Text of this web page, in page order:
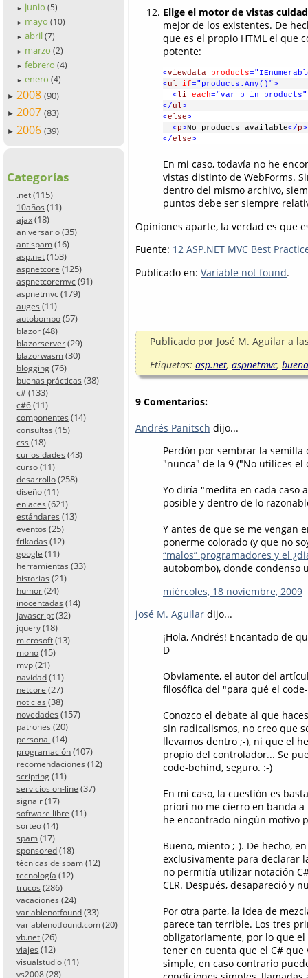
► junio (5)
► mayo (10)
► abril (7)
► marzo (2)
► febrero (4)
► enero (4)
► 2008 (90)
► 2007 (83)
► 2006 (39)
Categorías
.net (115)
10años (11)
ajax (18)
aniversario (35)
antispam (16)
asp.net (153)
aspnetcore (125)
aspnetcoremvc (91)
aspnetmvc (179)
auges (11)
autobombo (57)
blazor (48)
blazorserver (29)
blazorwasm (30)
blogging (76)
buenas prácticas (38)
c# (133)
c#6 (11)
componentes (14)
consultas (15)
css (18)
curiosidades (43)
curso (11)
desarrollo (258)
diseño (11)
enlaces (621)
estándares (13)
eventos (25)
frikadas (12)
google (11)
herramientas (33)
historias (21)
humor (24)
inocentadas (14)
javascript (32)
jquery (18)
microsoft (13)
mono (15)
mvp (21)
navidad (11)
netcore (27)
noticias (38)
novedades (157)
patrones (20)
personal (14)
programación (107)
recomendaciones (12)
scripting (11)
servicios on-line (37)
signalr (17)
software libre (11)
sorteo (14)
spam (17)
sponsored (18)
técnicas de spam (12)
tecnología (12)
trucos (286)
vacaciones (24)
variablenotfound (33)
variablenotfound.com (20)
vb.net (26)
viajes (12)
visualstudio (11)
vs2008 (28)
Elige el motor de vistas
mejor de los existentes. De
que es el propio HTML el que
potente:
<viewdata products
<ul if="products.Any()">
< li each="var p in products"
</ul>
<else>
<p>No products available</p>
</else>
En mi caso, todavía no he
vistas distinto de WebForms.
dentro del mismo archivo,
puntos debe ser siempre
Opiniones aparte, la verdad es que
Fuente: 12 ASP.NET MVC Best
Publicado en: Variable not found.
Publicado por José M. Aguilar a
Etiquetas: asp.net, aspnetmvc,
9 Comentarios:
Andrés Panitsch dijo...
Perdón por sembrar la
"nunca" de la 9 ("No utilices el
Yo diría "medita en cada caso
posible y dentro de lo
Y antes de que se me vengan
ponerme colorado (y que no
“malos” programadores y el
autobombo), donde condenso
miércoles, 18 noviembre, 2009
josé M. Aguilar dijo...
¡Hola, Andrés! Encantado de
D
Obviamente, el autor del
filosófica del "para qué el
Conozco el debate al que
sin radicalismos, no creo que
llevamos dentro ;-), ni que el
propio del controlador... Se
code-behind, seguro. :-)
En mi caso, la cuestión es
priori no me cierro en banda
he encontrado ningún motivo
Bueno, miento ;-). De hecho,
exclusivamente para declarar
no permitía utilizar notación
CLR. Después, desapareció y
Por otra parte, la idea de
parece tan terrible. Los tres
obligatoriamente, por lo que
tener en cuenta que el C#
simple, en caso contrario